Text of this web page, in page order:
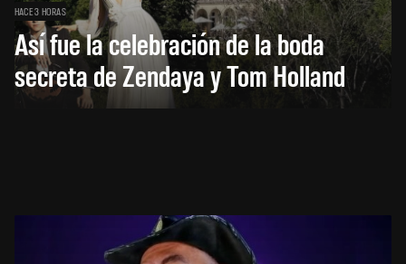
HACE 3 HORAS
Así fue la celebración de la boda
secreta de Zendaya y Tom Holland